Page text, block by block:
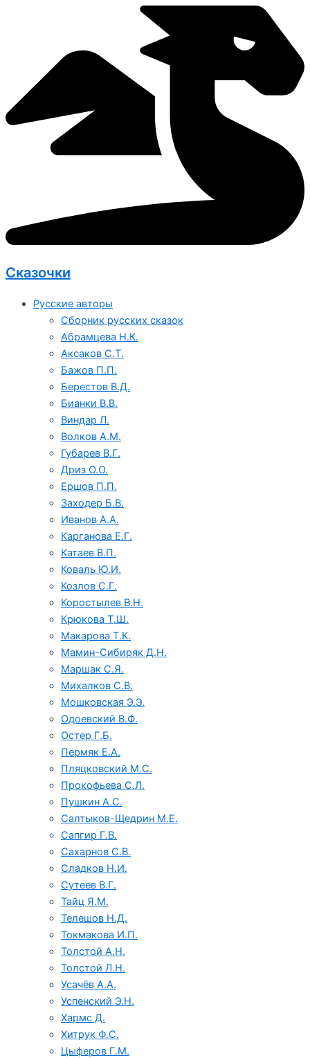
Сказочки
Русские авторы
Сборник русских сказок
Абрамцева Н.К.
Аксаков С.Т.
Бажов П.П.
Берестов В.Д.
Бианки В.В.
Виндар Л.
Волков А.М.
Губарев В.Г.
Дриз О.О.
Ершов П.П.
Заходер Б.В.
Иванов А.А.
Карганова Е.Г.
Катаев В.П.
Коваль Ю.И.
Козлов С.Г.
Коростылев В.Н.
Крюкова Т.Ш.
Макарова Т.К.
Мамин-Сибиряк Д.Н.
Маршак С.Я.
Михалков С.В.
Мошковская Э.Э.
Одоевский В.Ф.
Остер Г.Б.
Пермяк Е.А.
Пляцковский М.С.
Прокофьева С.Л.
Пушкин А.С.
Салтыков-Щедрин М.Е.
Сапгир Г.В.
Сахарнов С.В.
Сладков Н.И.
Сутеев В.Г.
Тайц Я.М.
Телешов Н.Д.
Токмакова И.П.
Толстой А.Н.
Толстой Л.Н.
Усачёв А.А.
Успенский Э.Н.
Хармс Д.
Хитрук Ф.С.
Цыферов Г.М.